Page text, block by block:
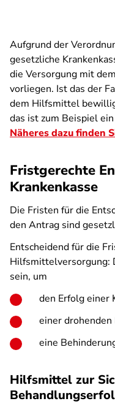
Aufgrund der
gesetzliche
die Versorgung mit
vorliegen. Ist das der
dem Hilfsmittel
das ist zum Beispiel
Näheres dazu finden
Fristgerechte
Krankenkasse
Die Fristen für die
den Antrag sind
Entscheidend für die
Hilfsmittelversorgung:
sein, um
den Erfolg einer
einer
eine
Hilfsmittel zur